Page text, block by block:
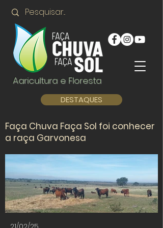
Agricultura e Floresta
DESTAQUES
Faça Chuva Faça Sol foi conhecer
a raça Garvonesa